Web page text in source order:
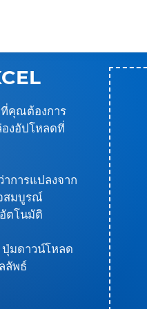
คุณต้องการ
องอัปโหลดที่
การแปลงจาก
สมบูรณ์
ตโนมัติ
ปุ่มดาวน์โหลด
ลัพธ์